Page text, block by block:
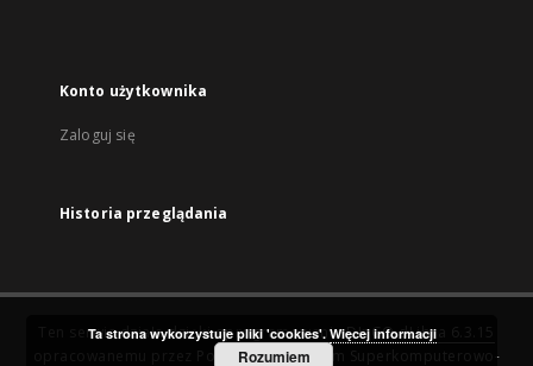
Konto użytkownika
Zaloguj się
Historia przeglądania
Ten serwis działa dzięki oprogramowaniuDInGO dLibra 6.3.15
Poznańskie Centrum Superkomputerowo-
Ta strona wykorzystuje pliki 'cookies'. Więcej informacji
Rozumiem